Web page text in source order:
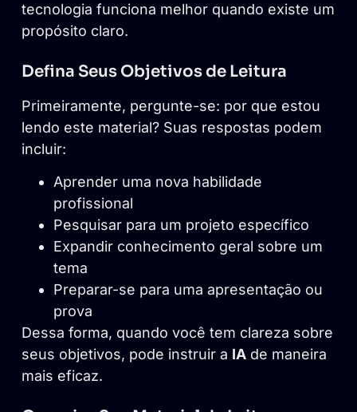
tecnologia funciona melhor quando existe um
propósito claro.
Defina Seus Objetivos de Leitura
Primeiramente, pergunte-se: por que estou
lendo este material? Suas respostas podem
incluir:
Aprender uma nova habilidade
profissional
Pesquisar para um projeto específico
Expandir conhecimento geral sobre um
tema
Preparar-se para uma apresentação ou
prova
Dessa forma, quando você tem clareza sobre
seus objetivos, pode instruir a IA de maneira
mais eficaz.